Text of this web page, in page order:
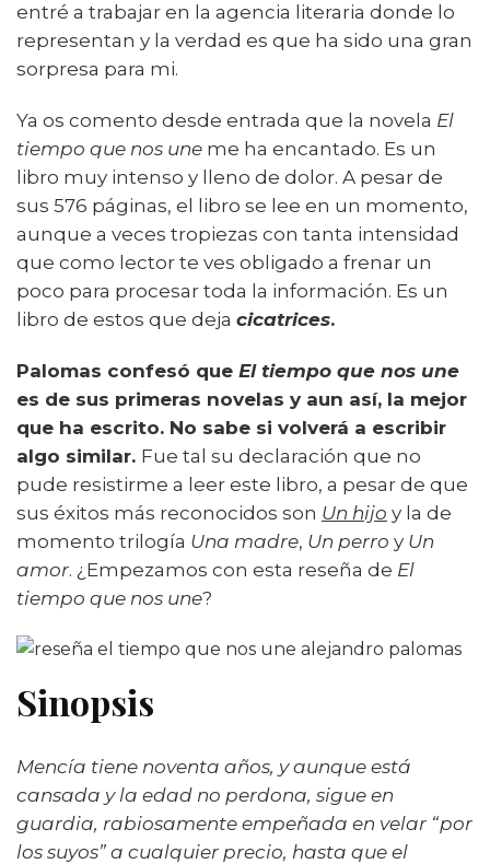
entré a trabajar en la agencia literaria donde lo
representan y la verdad es que ha sido una gran
sorpresa para mi.
Ya os comento desde entrada que la novela El
tiempo que nos une me ha encantado. Es un
libro muy intenso y lleno de dolor. A pesar de
sus 576 páginas, el libro se lee en un momento,
aunque a veces tropiezas con tanta intensidad
que como lector te ves obligado a frenar un
poco para procesar toda la información. Es un
libro de estos que deja cicatrices.
Palomas confesó que El tiempo que nos une
es de sus primeras novelas y aun así, la mejor
que ha escrito. No sabe si volverá a escribir
algo similar. Fue tal su declaración que no
pude resistirme a leer este libro, a pesar de que
sus éxitos más reconocidos son Un hijo y la de
momento trilogía Una madre, Un perro y Un
amor. ¿Empezamos con esta reseña de El
tiempo que nos une?
Sinopsis
Mencía tiene noventa años, y aunque está
cansada y la edad no perdona, sigue en
guardia, rabiosamente empeñada en velar “por
los suyos” a cualquier precio, hasta que el